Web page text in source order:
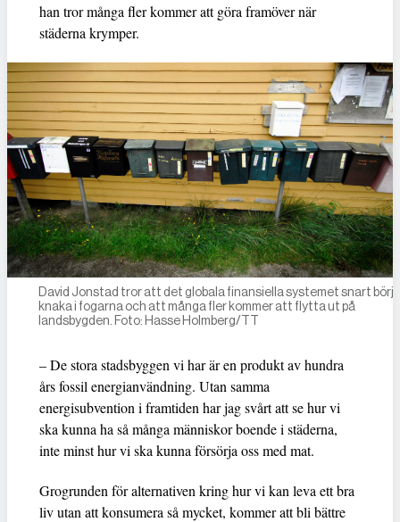
han tror många fler kommer att göra framöver när
städerna krymper.
David Jonstad tror att det globala finansiella systemet snart
knaka i fogarna och att många fler kommer att flytta ut på
landsbygden. Foto: Hasse Holmberg/TT
– De stora stadsbyggen vi har är en produkt av hundra
års fossil energianvändning. Utan samma
energisubvention i framtiden har jag svårt att se hur vi
ska kunna ha så många människor boende i städerna,
inte minst hur vi ska kunna försörja oss med mat.
Grogrunden för alternativen kring hur vi kan leva ett bra
liv utan att konsumera så mycket, kommer att bli bättre